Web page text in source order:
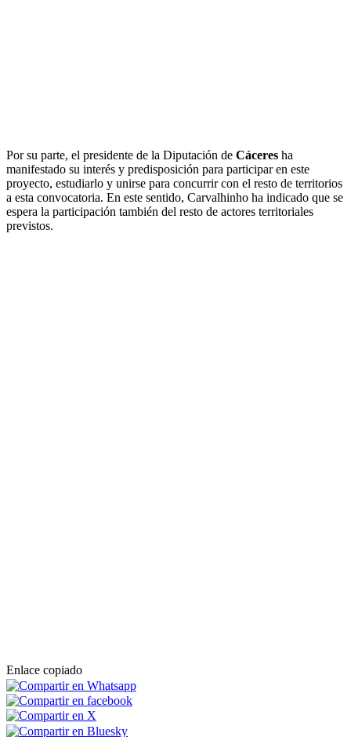
Por su parte, el presidente de la Diputación de Cáceres ha
manifestado su interés y predisposición para participar en este
proyecto, estudiarlo y unirse para concurrir con el resto de territorios
a esta convocatoria. En este sentido, Carvalhinho ha indicado que se
espera la participación también del resto de actores territoriales
previstos.
Enlace copiado